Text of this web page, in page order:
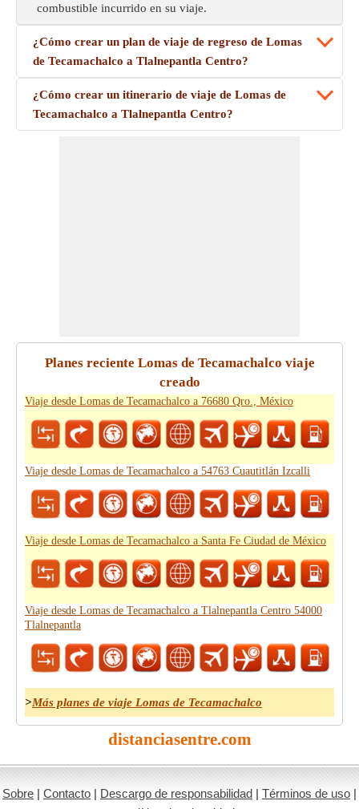
combustible incurrido en su viaje.
¿Cómo crear un plan de viaje de regreso de Lomas
de Tecamachalco a Tlalnepantla Centro?
¿Cómo crear un itinerario de viaje de Lomas de
Tecamachalco a Tlalnepantla Centro?
Planes reciente Lomas de Tecamachalco viaje
creado
Viaje desde Lomas de Tecamachalco a 76680 Qro., México
Viaje desde Lomas de Tecamachalco a 54763 Cuautitlán Izcalli
Viaje desde Lomas de Tecamachalco a Santa Fe Ciudad de México
Viaje desde Lomas de Tecamachalco a Tlalnepantla Centro 54000
Tlalnepantla
>Más planes de viaje Lomas de Tecamachalco
distanciasentre.com
Sobre | Contacto | Descargo de responsabilidad | Términos de uso |